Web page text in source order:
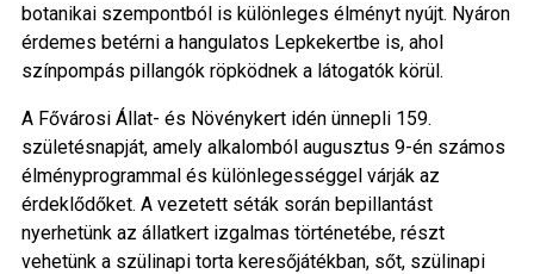
botanikai szempontból is különleges élményt nyújt. Nyáron
érdemes betérni a hangulatos Lepkekertbe is, ahol
színpompás pillangók röpködnek a látogatók körül.
A Fővárosi Állat- és Növénykert idén ünnepli 159.
születésnapját, amely alkalomból augusztus 9-én számos
élményprogrammal és különlegességgel várják az
érdeklődőket. A vezetett séták során bepillantást
nyerhetünk az állatkert izgalmas történetébe, részt
vehetünk a szülinapi torta keresőjátékban, sőt, szülinapi